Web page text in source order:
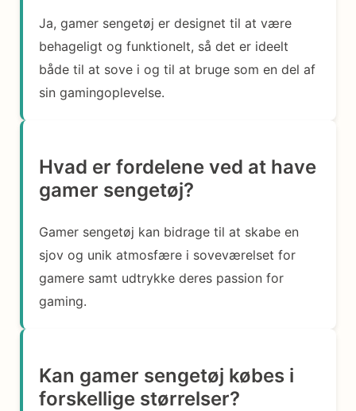
Ja, gamer sengetøj er designet til at være
behageligt og funktionelt, så det er ideelt
både til at sove i og til at bruge som en del af
sin gamingoplevelse.
Hvad er fordelene ved at have
gamer sengetøj?
Gamer sengetøj kan bidrage til at skabe en
sjov og unik atmosfære i soveværelset for
gamere samt udtrykke deres passion for
gaming.
Kan gamer sengetøj købes i
forskellige størrelser?